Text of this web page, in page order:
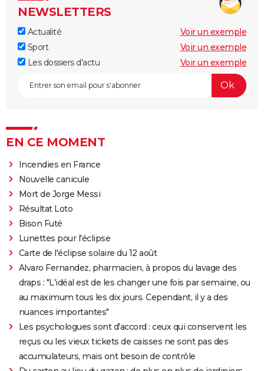
NEWSLETTERS
Actualité
Voir un exemple
Sport
Voir un exemple
Les dossiers d'actu
Voir un exemple
EN CE MOMENT
Incendies en France
Nouvelle canicule
Mort de Jorge Messi
Résultat Loto
Bison Futé
Lunettes pour l'éclipse
Carte de l'éclipse solaire du 12 août
Alvaro Fernandez, pharmacien, à propos du lavage des
draps : "L'idéal est de les changer une fois par semaine, ou
au maximum tous les dix jours. Cependant, il y a des
nuances importantes"
Les psychologues sont d'accord : ceux qui conservent les
reçus ou les vieux tickets de caisses ne sont pas des
accumulateurs, mais ont besoin de contrôle